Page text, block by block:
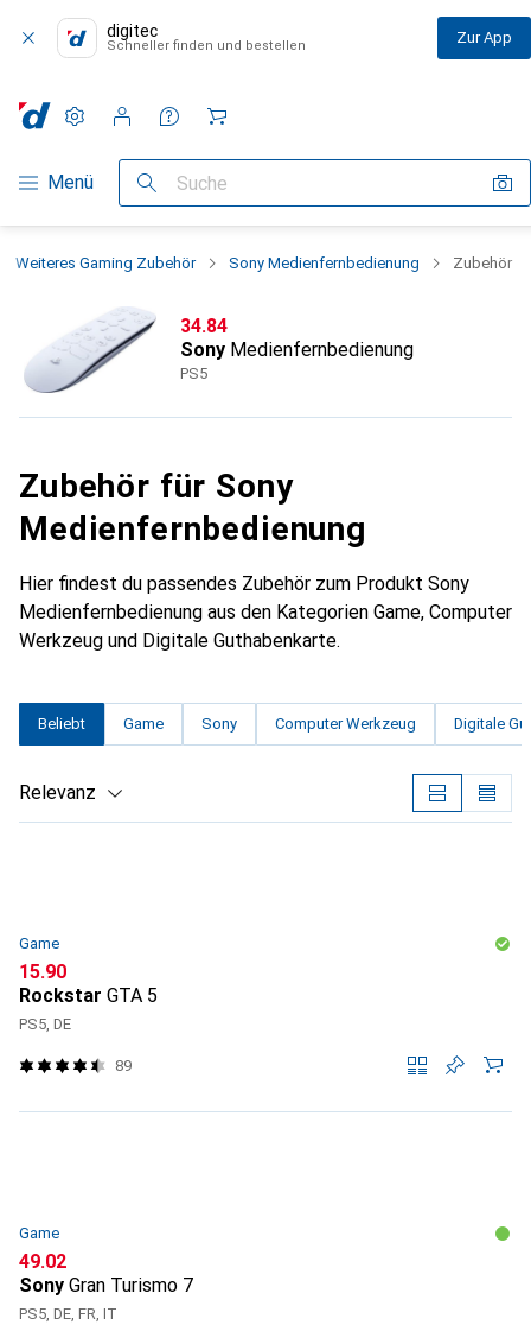
digitec
Schneller finden und bestellen Zur App
Navigation nach Kategorien
Menü Suche
Einstellungen
Kundenkonto
Vergleichslisten
Merklisten
Warenkorb
Weiteres Gaming Zubehör Sony Medienfernbedienung Zubehör
CHF
34.84
Sony Medienfernbedienung
PS5
Zubehör für Sony
Medienfernbedienung
Hier findest du passendes Zubehör zum Produkt Sony
Medienfernbedienung aus den Kategorien Game, Computer
Werkzeug und Digitale Guthabenkarte.
Beliebt Game Sony Computer Werkzeug Digitale
Relevanz
Game
CHF
15.90
Rockstar GTA 5
PS5, DE
89
Game
CHF
49.02
Sony Gran Turismo 7
PS5, DE, FR, IT